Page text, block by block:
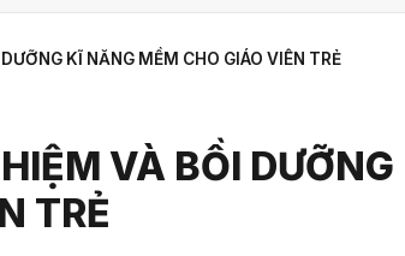
KĨ NĂNG MỀM CHO GIÁO VIÊN TRẺ
VÀ BỒI DƯỠNG
TRẺ